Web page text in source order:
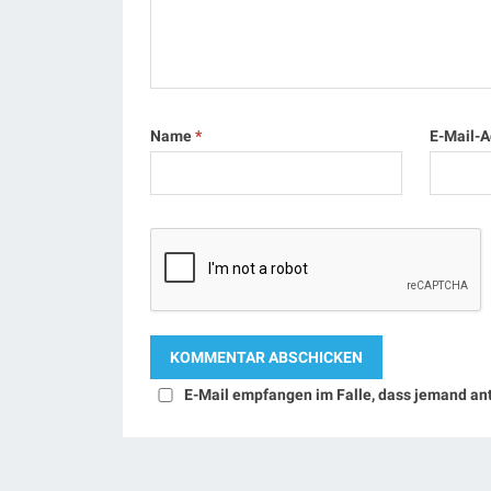
Name* E-Mail-
E-Mail empfangen im Falle, dass jemand